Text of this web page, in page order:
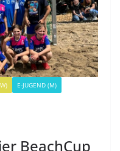
E-JUGEND (M)
BeachCup